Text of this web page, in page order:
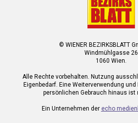
© WIENER BEZIRKSBLATT
Windmühlgasse 26
1060 Wien.
Alle Rechte vorbehalten. Nutzung
Eigenbedarf. Eine Weiterverwendung
persönlichen Gebrauch hinaus
Ein Unternehmen der echo